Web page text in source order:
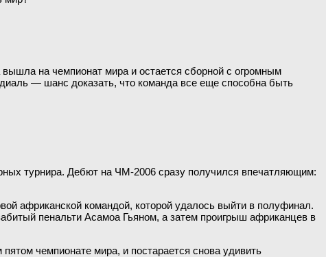
на чемпионат мира и остается сборной с огромным
— шанс доказать, что команда все еще способна быть
турнира. Дебют на ЧМ-2006 сразу получился впечатляющим:
африканской командой, которой удалось выйти в полуфинал.
пенальти Асамоа Гьяном, а затем проигрыш африканцев в
чемпионате мира, и постарается снова удивить